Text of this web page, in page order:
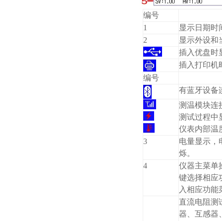
编号
1
显示日期时
2
显示外设和
插入优盘时
插入打印机
编号
有蓝牙设备
测温模块连
测试过程中
仪表内部温
3
电量显示，
烁。
4
仪器主菜单
键选择相应
入相应功能
直流电阻测
器、互感器